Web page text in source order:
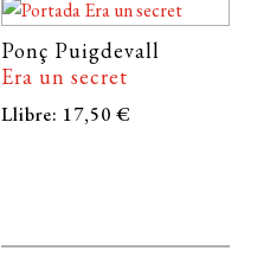
Ponç Puigdevall
Era un secret
Llibre: 17,50 €